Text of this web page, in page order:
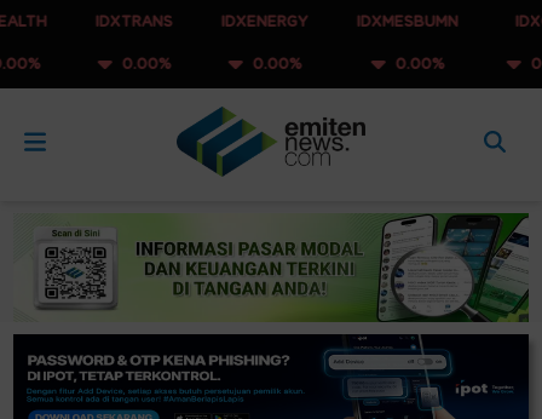
IDXTRANS
0.00%
IDXENERGY
0.00%
IDXMESBUMN
0.00% 0.00%